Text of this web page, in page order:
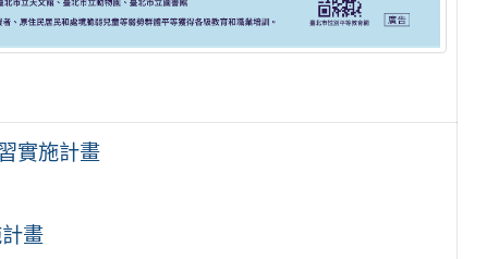
實施計畫
畫